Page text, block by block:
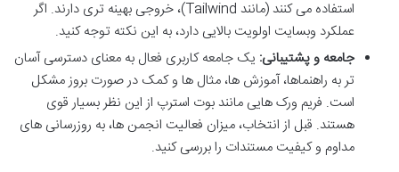
استفاده می کنند (مانند Tailwind)، خروجی بهینه تری دارند. اگر
عملکرد وبسایت اولویت بالایی دارد، به این نکته توجه کنید.
جامعه و پشتیبانی: یک جامعه کاربری فعال به معنای دسترسی آسان
تر به راهنماها، آموزش ها، مثال ها و کمک در صورت بروز مشکل
است. فریم ورک هایی مانند بوت استرپ از این نظر بسیار قوی
هستند. قبل از انتخاب، میزان فعالیت انجمن ها، به روزرسانی های
مداوم و کیفیت مستندات را بررسی کنید.